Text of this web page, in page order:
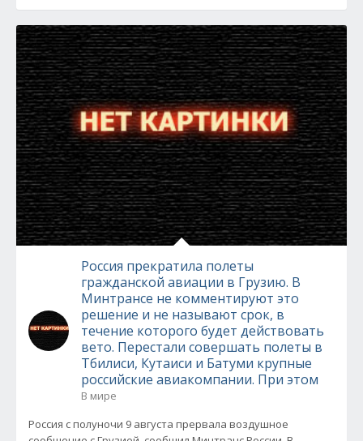
Россия прекратила полеты
гражданской авиации в Грузию. В
Минтрансе не комментируют это
решение и не называют срок, в
течение которого будет действовать
вето. Перестали совершать полеты в
Тбилиси, Кутаиси и Батуми крупные
российские авиакомпании. При этом
В мире
Россия с полуночи 9 августа прервала воздушное